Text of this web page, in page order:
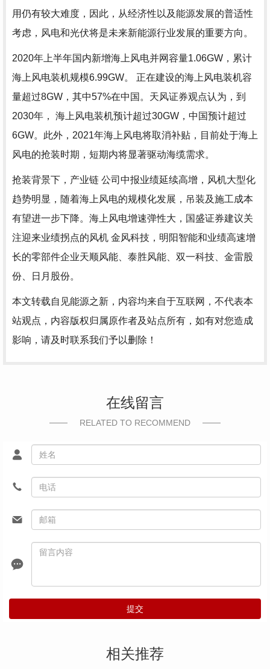
用仍有较大难度，因此，从经济性以及能源发展的普适性
考虑，风电和光伏将是未来新能源行业发展的重要方向。
2020年上半年国内新增海上风电并网容量1.06GW，累计
海上风电装机规模6.99GW。 正在建设的海上风电装机容
量超过8GW，其中57%在中国。天风证券观点认为，到
2030年， 海上风电装机预计超过30GW，中国预计超过
6GW。此外，2021年海上风电将取消补贴，目前处于海上
风电的抢装时期，短期内将显著驱动海缆需求。
抢装背景下，产业链 公司中报业绩延续高增，风机大型化
趋势明显，随着海上风电的规模化发展，吊装及施工成本
有望进一步下降。海上风电增速弹性大，国盛证券建议关
注迎来业绩拐点的风机 金风科技，明阳智能和业绩高速增
长的零部件企业天顺风能、泰胜风能、双一科技、金雷股
份、日月股份。
本文转载自见能源之新，内容均来自于互联网，不代表本
站观点，内容版权归属原作者及站点所有，如有对您造成
影响，请及时联系我们予以删除！
在线留言
RELATED TO RECOMMEND
提交
相关推荐